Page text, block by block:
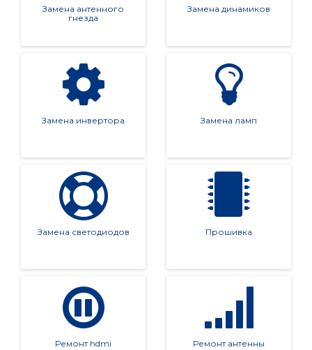
Свяжитесь с нами и получите квалифицированную по
мощь. Ждём вас в нашем сервисе!
Замена антенного
гнезда
Замена динамиков
Замена инвертора Замена ламп
Замена светодиодов Прошивка
Ремонт hdmi Ремонт антенны